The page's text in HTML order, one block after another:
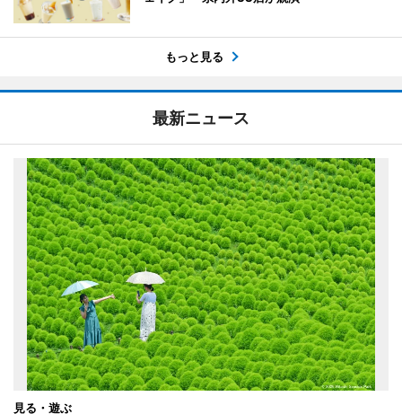
もっと見る
最新ニュース
見る・遊ぶ